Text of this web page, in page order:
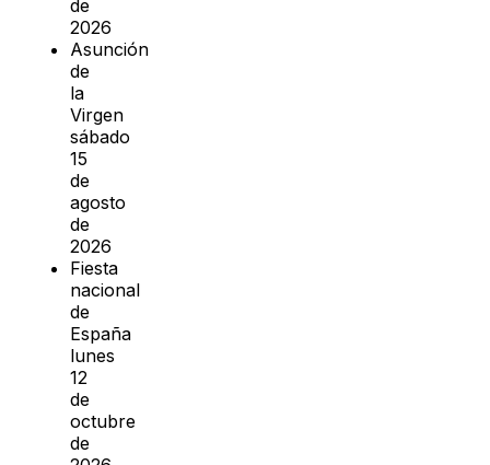
de
2026
Asunción
de
la
Virgen
sábado
15
de
agosto
de
2026
Fiesta
nacional
de
España
lunes
12
de
octubre
de